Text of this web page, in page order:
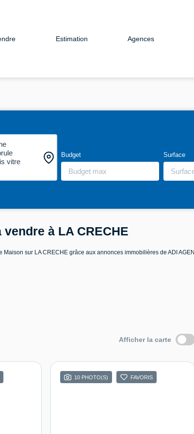
Estimation Agences
Budget Surface
à LA CRECHE
sur LA CRECHE grâce aux annonces immobilières de ADI
Afficher la carte
10 PHOTO(S) FAVORIS